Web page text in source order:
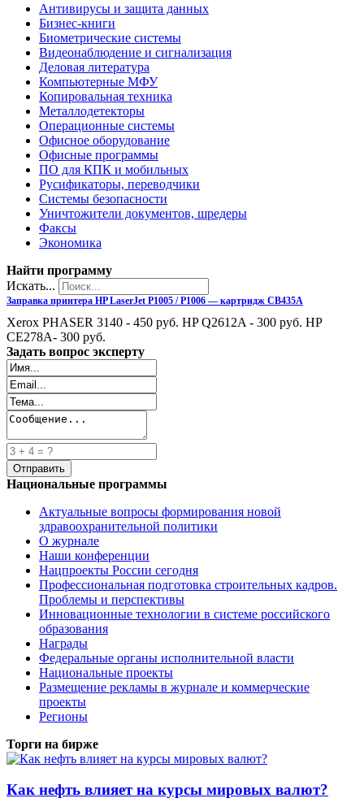
Антивирусы и защита данных
Бизнес-книги
Биометрические системы
Видеонаблюдение и сигнализация
Деловая литература
Компьютерные МФУ
Копировальная техника
Металлодетекторы
Операционные системы
Офисное оборудование
Офисные программы
ПО для КПК и мобильных
Русификаторы, переводчики
Системы безопасности
Уничтожители документов, шредеры
Факсы
Экономика
Найти программу
Искать...
Заправка принтера HP LaserJet P1005 / P1006 — картридж CB435A
Xerox PHASER 3140 - 450 руб. HP Q2612A - 300 руб. HP
CE278A- 300 руб.
Задать вопрос эксперту
Национальные программы
Актуальные вопросы формирования новой
здравоохранительной политики
О журнале
Наши конференции
Нацпроекты России сегодня
Профессиональная подготовка строительных кадров.
Проблемы и перспективы
Инновационные технологии в системе российского
образования
Награды
Федеральные органы исполнительной власти
Национальные проекты
Размещение рекламы в журнале и коммерческие
проекты
Регионы
Торги на бирже
Как нефть влияет на курсы мировых валют?